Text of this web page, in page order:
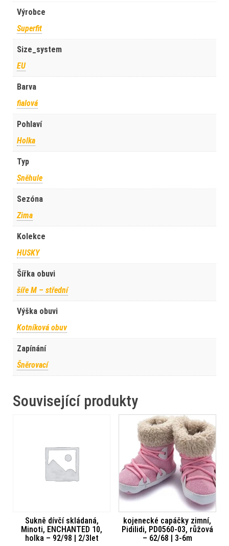
Výrobce
Superfit
Size_system
EU
Barva
fialová
Pohlaví
Holka
Typ
Sněhule
Sezóna
Zima
Kolekce
HUSKY
Šířka obuvi
šíře M – střední
Výška obuvi
Kotníková obuv
Zapínání
Šněrovací
Související produkty
Sukně dívčí skládaná,
Minoti, ENCHANTED 10,
holka – 92/98 | 2/3let
kojenecké capáčky zimní,
Pidilidi, PD0560-03, růžová
– 62/68 | 3-6m